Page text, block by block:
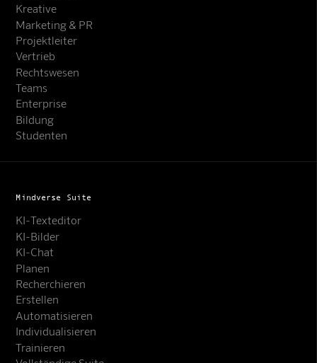
Kreative
Marketing & PR
Projektleiter
Vertrieb
Rechtswesen
Teams
Enterprise
Bildung
Studenten
Mindverse Suite
KI-Texteditor
KI-Bilder
KI-Chat
Planen
Recherchieren
Erstellen
Automatisieren
Individualisieren
Trainieren